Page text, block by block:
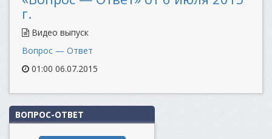
г.
Видео выпуск
Вопрос — Ответ
01:00 06.07.2015
ВОПРОС-ОТВЕТ